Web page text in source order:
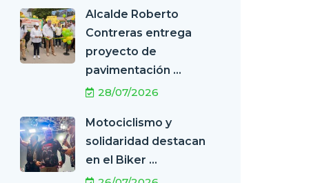
Alcalde Roberto
Contreras entrega
proyecto de
pavimentación ...
28/07/2026
Motociclismo y
solidaridad destacan
en el Biker ...